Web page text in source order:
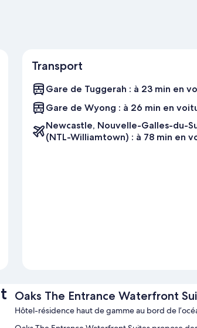
Transport
Gare de Tuggerah : à 23 min en
Gare de Wyong : à 26 min en
Newcastle, Nouvelle-Galles-du-
(NTL-Williamtown) : à 78 min en
Oaks The Entrance Waterfront
Hôtel-résidence haut de gamme au bord de